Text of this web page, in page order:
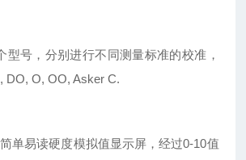
型号，分别进行不同测量标准的校准，
DO, O, OO, Asker C.
单易读硬度模拟值显示屏，经过0-10值